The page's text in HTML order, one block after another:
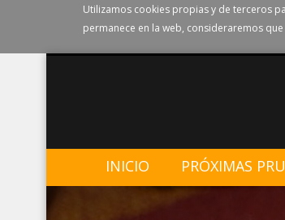
Utilizamos cookies propias y de terceros
permanece en la web, consideraremos
INICIO PRÓXIMAS